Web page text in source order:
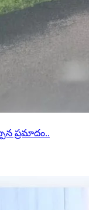
ప్రమాదం..